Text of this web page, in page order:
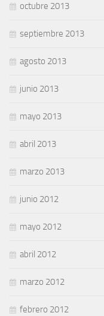
octubre 2013
septiembre 2013
agosto 2013
junio 2013
mayo 2013
abril 2013
marzo 2013
junio 2012
mayo 2012
abril 2012
marzo 2012
febrero 2012